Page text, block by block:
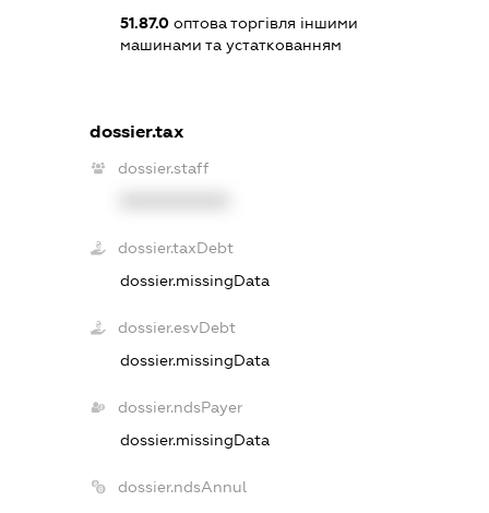
51.87.0оптова торгівля іншими
машинами та устаткованням
dossier.tax
dossier.staff
dossier.taxDebt
dossier.missingData
dossier.esvDebt
dossier.missingData
dossier.ndsPayer
dossier.missingData
dossier.ndsAnnul